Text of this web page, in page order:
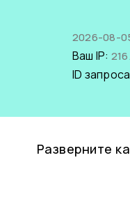
2026-08-
Ваш IP:
ID
Разверните